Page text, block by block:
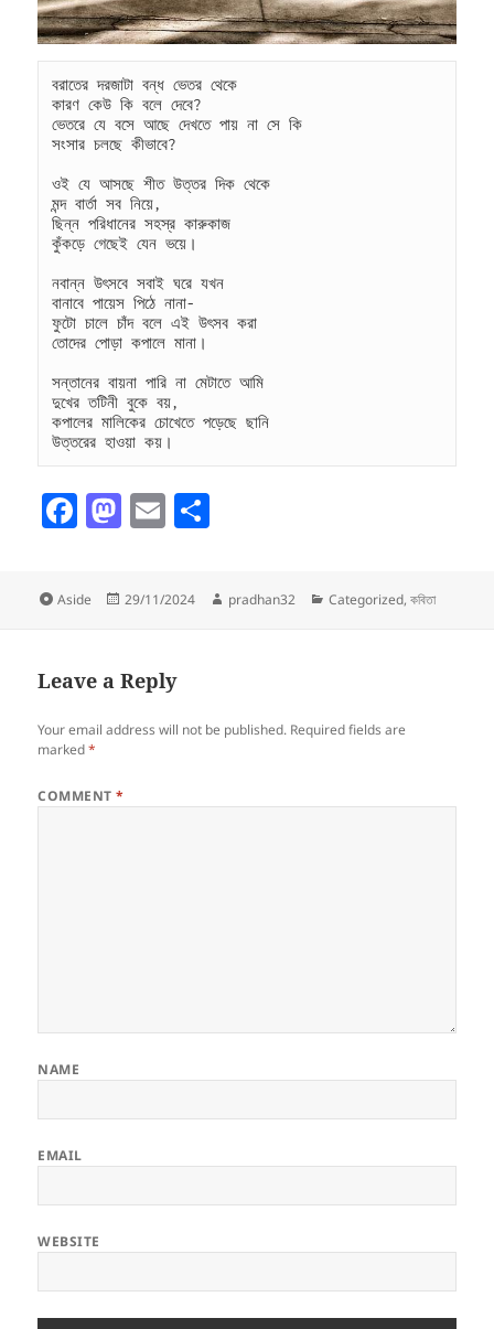
বরাতের দরজাটা বন্ধ ভেতর থেকে
কারণ কেউ কি বলে দেবে?
ভেতরে যে বসে আছে দেখতে পায় না সে কি
সংসার চলছে কীভাবে?
ওই যে আসছে শীত উত্তর দিক থেকে
মন্দ বার্তা সব নিয়ে,
ছিন্ন পরিধানের সহস্র কারুকাজ
কুঁকড়ে গেছেই যেন ভয়ে।
নবান্ন উৎসবে সবাই ঘরে যখন
বানাবে পায়েস পিঠে নানা-
ফুটো চালে চাঁদ বলে এই উৎসব করা
তোদের পোড়া কপালে মানা।
সন্তানের বায়না পারি না মেটাতে আমি
দুখের তটিনী বুকে বয়,
কপালের মালিকের চোখেতে পড়েছে ছানি
উত্তরের হাওয়া কয়।
F
e
o
o
k
M
d
n
E
l
a
re
Format
Aside
Posted
29/11/2024 Author
pradhan32 Categories
Categorized,কবিতা
Leave a Reply
Your email address will not be published. Required fields are
marked*
COMMENT*
NAME
EMAIL
WEBSITE